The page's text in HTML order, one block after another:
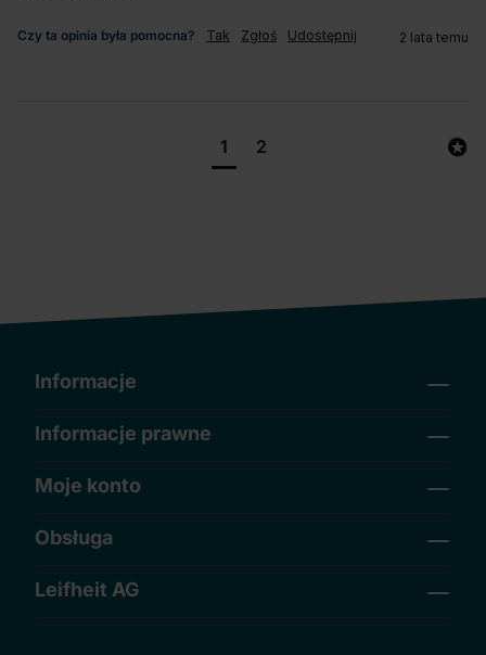
Czy ta opinia była pomocna? Tak Zgłoś Udostępnij 2 lata temu
1 2
Informacje
Informacje prawne
Moje konto
Obsługa
Leifheit AG